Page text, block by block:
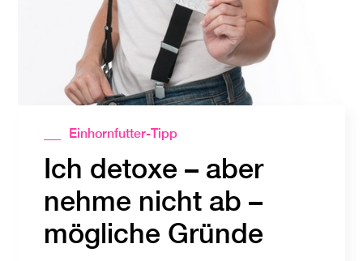
Einhornfutter-Tipp
Ich detoxe – aber
nehme nicht ab –
mögliche Gründe